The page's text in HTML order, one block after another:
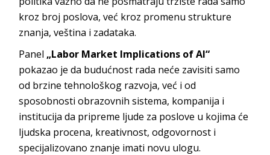
kroz broj poslova, već kroz promenu strukture
znanja, veština i zadataka.
Panel „Labor Market Implications of AI“
pokazao je da budućnost rada neće zavisiti samo
od brzine tehnološkog razvoja, već i od
sposobnosti obrazovnih sistema, kompanija i
institucija da pripreme ljude za poslove u kojima će
ljudska procena, kreativnost, odgovornost i
specijalizovano znanje imati novu ulogu.